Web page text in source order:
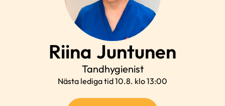
Riina Juntunen
Tandhygienist
Nästa lediga tid 10.8. klo 13:00